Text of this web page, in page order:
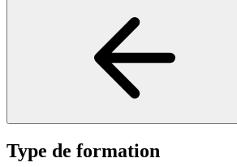
Type de formation